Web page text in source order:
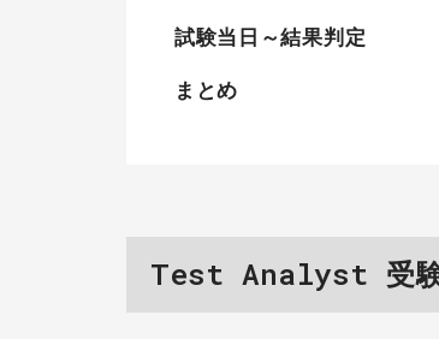
試験当日～結果判定
まとめ
Test Analyst 受験